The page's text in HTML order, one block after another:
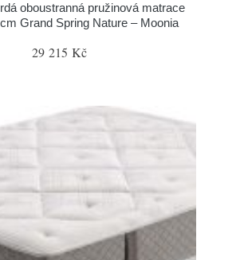
oboustranná pružinová matrace
Grand Spring Nature – Moonia
29 215 Kč